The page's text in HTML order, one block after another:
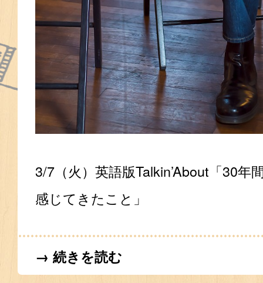
3/7（火）英語版Talkin’About「30年
感じてきたこと」
→ 続きを読む